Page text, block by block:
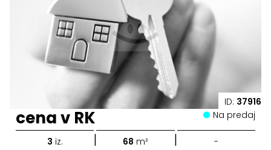
ID: 37916
cena v RK Na predaj
3 iz. | 68 m² | -